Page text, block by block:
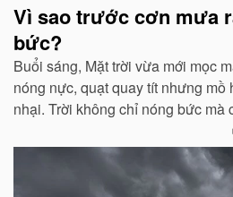
Vì sao trước cơn mưa
bức?
Buổi sáng, Mặt trời vừa mới mọc
nóng nực, quạt quay tít nhưng mồ
nhại. Trời không chỉ nóng bức mà
chính là dấu hiệu bắt đẩu của